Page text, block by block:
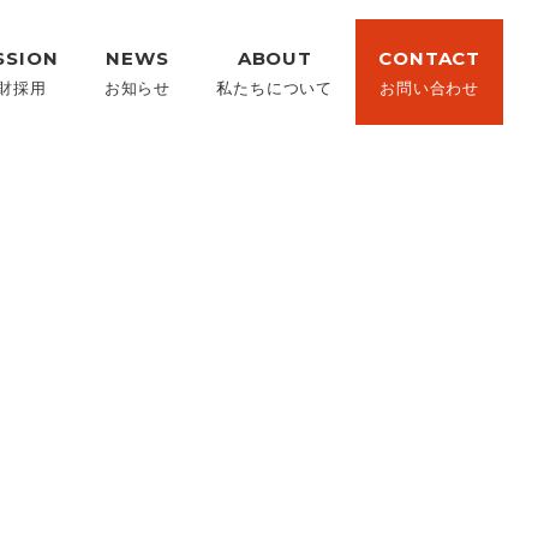
採用
NEWS
お知らせ
ABOUT
私たちについて
CONTACT
お問い合わせ